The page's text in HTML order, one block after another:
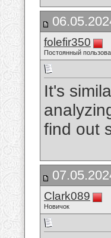
folefir350
Постоянный
It's
find out
Clark089
Новичок